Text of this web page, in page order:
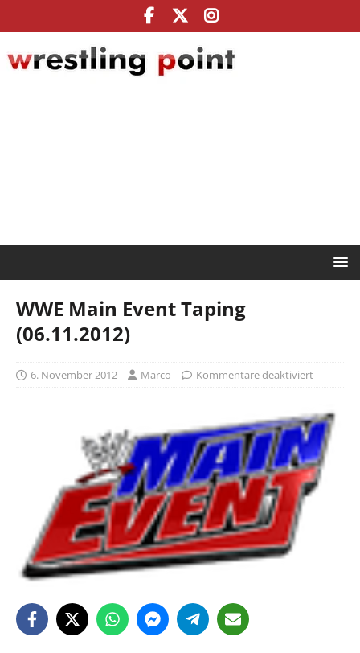
WWE Main Event Taping
(06.11.2012)
6. November 2012 Marco Kommentare deaktiviert